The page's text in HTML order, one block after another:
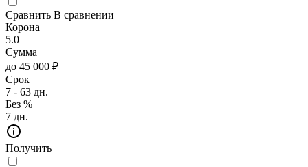
Сравнить В сравнении
Корона
5.0
Сумма
до 45 000 ₽
Срок
7 - 63 дн.
Без %
7 дн.
Получить